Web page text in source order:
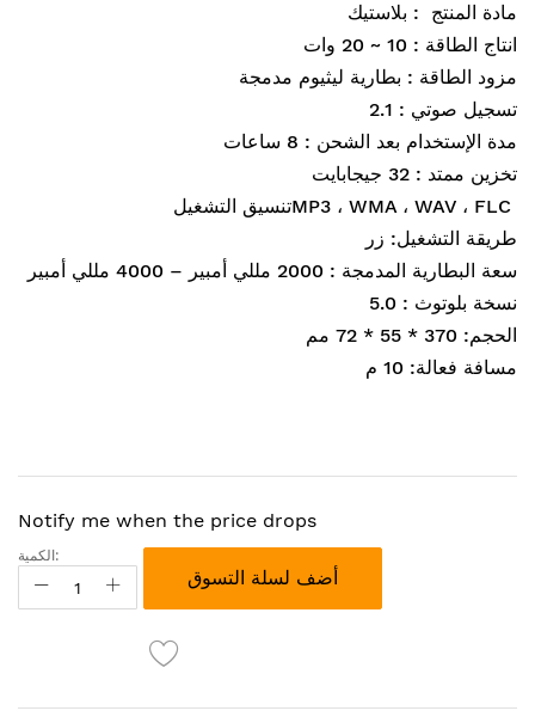
مادة المنتج : بلاستيك
انتاج الطاقة : 10 ~ 20 وات
مزود الطاقة : بطارية ليثيوم مدمجة
تسجيل صوتي : 2.1
مدة الإستخدام بعد الشحن : 8 ساعات
تخزين ممتد : 32 جيجابايت
تنسيق التشغيلMP3 ، WMA ، WAV ، FLC
طريقة التشغيل: زر
سعة البطارية المدمجة : 2000 مللي أمبير – 4000 مللي أمبير
نسخة بلوتوث : 5.0
الحجم: 370 * 55 * 72 مم
مسافة فعالة: 10 م
Notify me when the price drops
الكمية:
أضف لسلة التسوق